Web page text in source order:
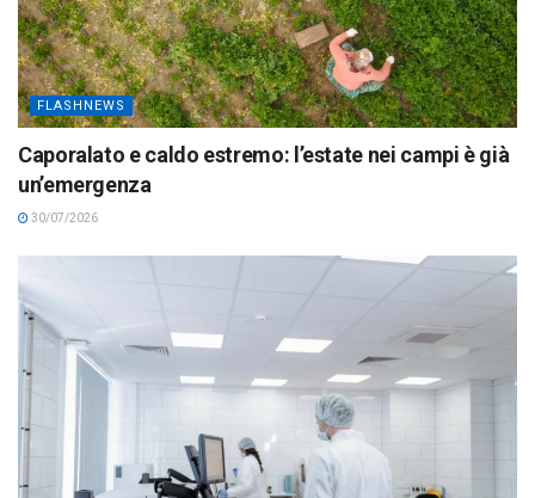
FLASHNEWS
Caporalato e caldo estremo: l’estate nei campi è già
un’emergenza
30/07/2026